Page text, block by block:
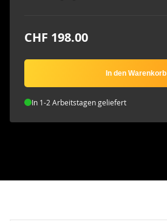
CHF 198.00
In den Warenkorb
In 1-2 Arbeitstagen geliefert